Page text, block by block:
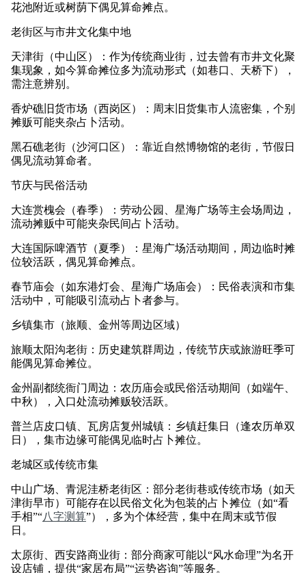
花池附近或树荫下偶见算命摊点。
老街区与市井文化集中地
天津街（中山区）：作为传统商业街，过去曾有市井文化聚
集现象，如今算命摊位多为流动形式（如巷口、天桥下），
需注意辨别。
香炉礁旧货市场（西岗区）：周末旧货集市人流密集，个别
摊贩可能夹杂占卜活动。
黑石礁老街（沙河口区）：靠近自然博物馆的老街，节假日
偶见流动算命者。
节庆与民俗活动
大连赏槐会（春季）：劳动公园、星海广场等主会场周边，
流动摊贩中可能夹杂民间占卜活动。
大连国际啤酒节（夏季）：星海广场活动期间，周边临时摊
位较活跃，偶见算命摊点。
春节庙会（如东港灯会、星海广场庙会）：民俗表演和市集
活动中，可能吸引流动占卜者参与。
乡镇集市（旅顺、金州等周边区域）
旅顺太阳沟老街：历史建筑群周边，传统节庆或旅游旺季可
能偶见算命摊位。
金州副都统衙门周边：农历庙会或民俗活动期间（如端午、
中秋），入口处流动摊贩较活跃。
普兰店皮口镇、瓦房店复州城镇：乡镇赶集日（逢农历单双
日），集市边缘可能偶见临时占卜摊位。
老城区或传统市集
中山广场、青泥洼桥老街区：部分老街巷或传统市场（如天
津街早市）可能存在以民俗文化为包装的占卜摊位（如“看
手相”“八字测算”），多为个体经营，集中在周末或节假
日。
太原街、西安路商业街：部分商家可能以“风水命理”为名开
设店铺，提供“家居布局”“运势咨询”等服务。